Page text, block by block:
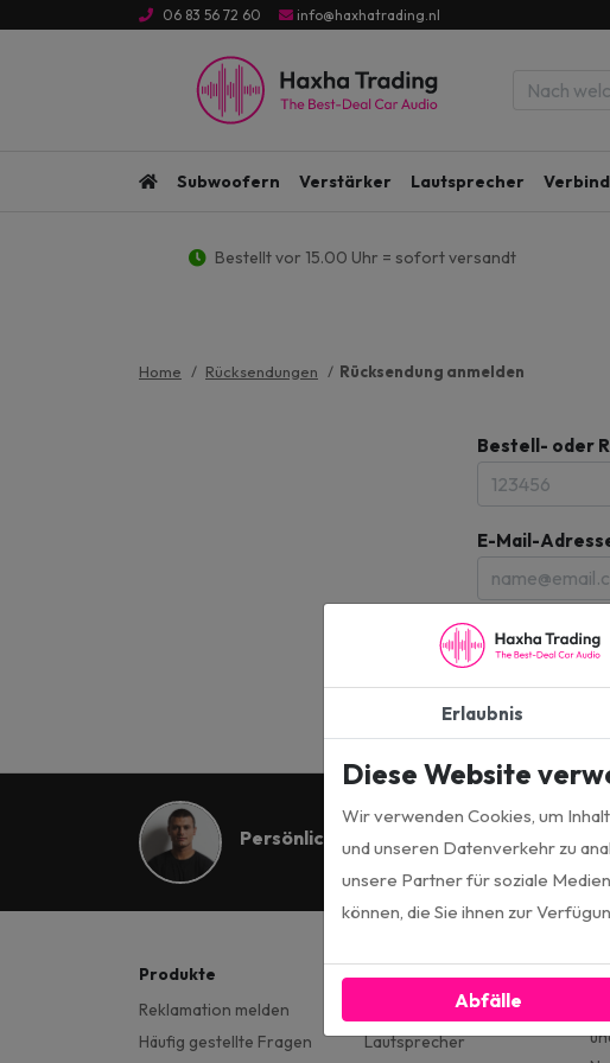
06 83 56 72 60 info@haxhatrading.nl
Subwoofern Verstärker Lautsprecher
Bestellt vor 15.00 Uhr = sofort versandt
Home Rücksendungen Rücksendung anmelden
Bestell- oder
E-Mail-
Persönliche Beratung
Produkte
Reklamation melden
Häufig gestellte Fragen
menu
Subwoofern
Lautsprecher
Erlaubnis
Diese Website
Wir verwenden Cookies, um
und unseren Datenverkehr zu
unsere Partner für soziale
können, die Sie ihnen zur
Abfälle